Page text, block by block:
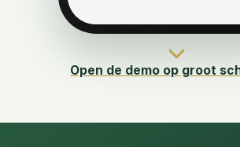
Open de demo op groot